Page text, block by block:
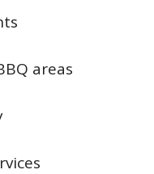
areas